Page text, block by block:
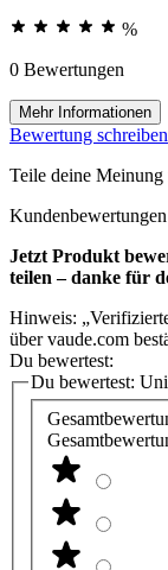
%
0 Bewertungen
Mehr Informationen
Bewertung schreiben
Teile deine
Kundenbewertungen
Jetzt Produkt
teilen – danke für
Hinweis:
über vaude.com
Du bewertest:
Du bewertest: